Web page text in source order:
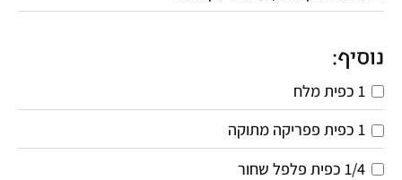
נוסיף:
1 כפית מלח
1 כפית פפריקה מתוקה
1/4 כפית פלפל שחור